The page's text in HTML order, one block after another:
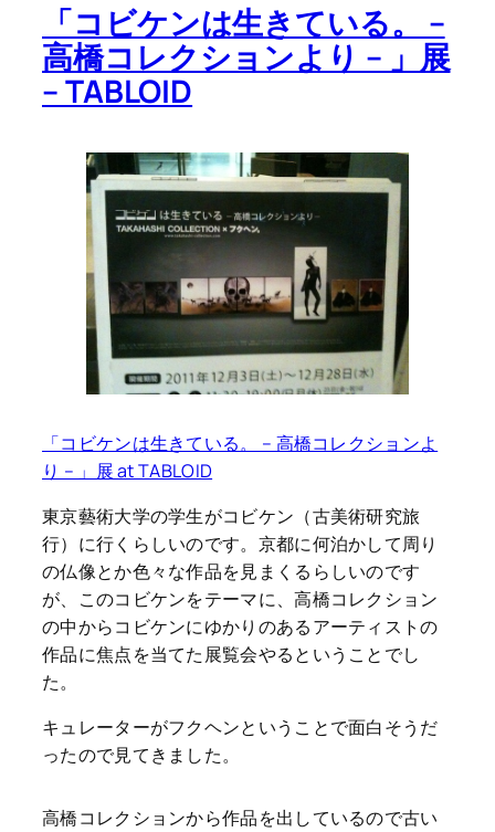
「コビケンは生きている。 –
高橋コレクションより – 」展
– TABLOID
「コビケンは生きている。 – 高橋コレクションよ
り – 」展 at TABLOID
東京藝術大学の学生がコビケン（古美術研究旅
行）に行くらしいのです。京都に何泊かして周り
の仏像とか色々な作品を見まくるらしいのです
が、このコビケンをテーマに、高橋コレクション
の中からコビケンにゆかりのあるアーティストの
作品に焦点を当てた展覧会やるということでし
た。
キュレーターがフクヘンということで面白そうだ
ったので見てきました。
高橋コレクションから作品を出しているので古い